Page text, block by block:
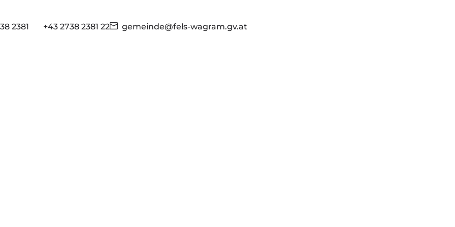
2381 +43 2738 2381 22 gemeinde@fels-wagram.gv.at